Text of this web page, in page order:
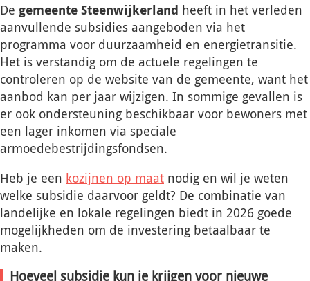
De gemeente Steenwijkerland heeft in het verleden
aanvullende subsidies aangeboden via het
programma voor duurzaamheid en energietransitie.
Het is verstandig om de actuele regelingen te
controleren op de website van de gemeente, want het
aanbod kan per jaar wijzigen. In sommige gevallen is
er ook ondersteuning beschikbaar voor bewoners met
een lager inkomen via speciale
armoedebestrijdingsfondsen.
Heb je een kozijnen op maat nodig en wil je weten
welke subsidie daarvoor geldt? De combinatie van
landelijke en lokale regelingen biedt in 2026 goede
mogelijkheden om de investering betaalbaar te
maken.
Hoeveel subsidie kun je krijgen voor nieuwe